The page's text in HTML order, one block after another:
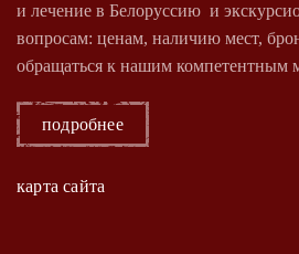
и лечение в Белоруссию и
вопросам: ценам, наличию мест,
обращаться к нашим компетентным
подробнее
карта сайта